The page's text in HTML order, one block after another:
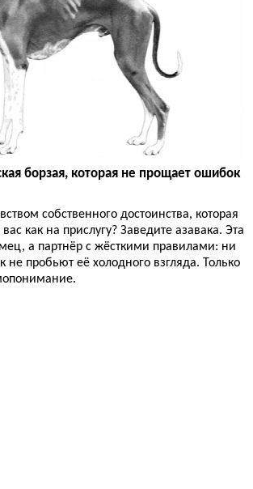
борзая, которая не прощает ошибок
собственного достоинства, которая
как на прислугу? Заведите азавака. Эта
а партнёр с жёсткими правилами: ни
не пробьют её холодного взгляда. Только